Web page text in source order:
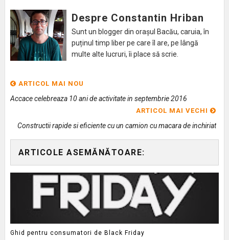
Despre Constantin Hriban
Sunt un blogger din orașul Bacău, caruia, în
puținul timp liber pe care îl are, pe lângă
multe alte lucruri, îi place să scrie.
ARTICOL MAI NOU
Accace celebreaza 10 ani de activitate in septembrie 2016
ARTICOL MAI VECHI
Constructii rapide si eficiente cu un camion cu macara de inchiriat
ARTICOLE ASEMĂNĂTOARE:
Ghid pentru consumatori de Black Friday